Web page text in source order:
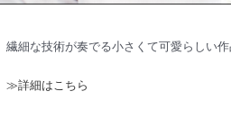
繊細な技術が奏でる小さくて可愛らしい作
≫詳細はこちら